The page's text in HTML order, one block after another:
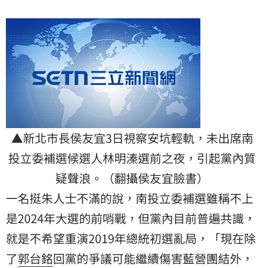
▲新北市長侯友宜3日視察安坑輕軌，未出席南
投立委補選候選人林明溱選前之夜，引起黨內質
疑聲浪。（翻攝侯友宜臉書）
一名挺朱人士不滿的說，南投立委補選雖稱不上
是2024年大選的前哨戰，但黨內目前普遍共識，
就是不希望重演2019年總統初選亂局，「現在除
了郭台銘回黨的爭議可能繼續傷害藍營團結外，